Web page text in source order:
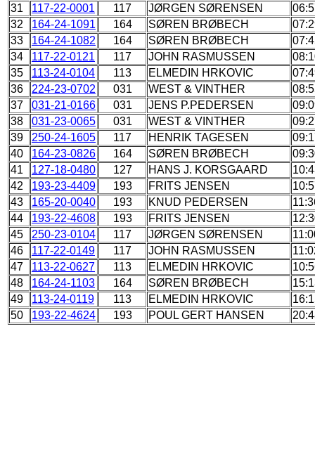
31
117-22-0001 117 JØRGEN SØRENSEN
32
164-24-1091 164 SØREN BRØBECH
33
164-24-1082 164 SØREN BRØBECH
34
117-22-0121 117 JOHN RASMUSSEN
35
113-24-0104 113 ELMEDIN HRKOVIC
36
224-23-0702 031 WEST & VINTHER
37
031-21-0166 031 JENS P.PEDERSEN
38
031-23-0065 031 WEST & VINTHER
39
250-24-1605 117 HENRIK TAGESEN
40
164-23-0826 164 SØREN BRØBECH
41
127-18-0480 127 HANS J. KORSGAARD
42
193-23-4409 193 FRITS JENSEN
43
165-20-0040 193 KNUD PEDERSEN
44
193-22-4608 193 FRITS JENSEN
45
250-23-0104 117 JØRGEN SØRENSEN
46
117-22-0149 117 JOHN RASMUSSEN
47
113-22-0627 113 ELMEDIN HRKOVIC
48
164-24-1103 164 SØREN BRØBECH
49
113-24-0119 113 ELMEDIN HRKOVIC
50
193-22-4624 193 POUL GERT HANSEN